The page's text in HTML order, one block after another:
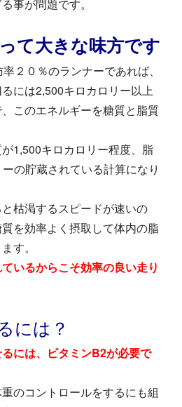
事が問題です。
て大きな味方です
２０％のランナーであれば、
には2,500キロカロリー以上
このエネルギーを糖質と脂質
1,500キロカロリー程度、脂
の貯蔵されている計算になり
枯渇するスピードが速いの
を効率よく摂取して体内の脂
す。
いるからこそ効率の良い走り
には？
には、ビタミンB2が必要で
のコントロールをするにも組